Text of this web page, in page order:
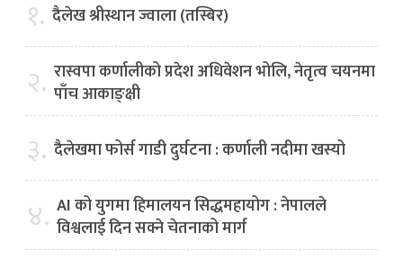
१. दैलेख श्रीस्थान ज्वाला (तस्बिर)
२. रास्वपा कर्णालीको प्रदेश अधिवेशन भोलि, नेतृत्व चयनमा
पाँच आकाङ्क्षी
३. दैलेखमा फोर्स गाडी दुर्घटना : कर्णाली नदीमा खस्यो
४. AI को युगमा हिमालयन सिद्धमहायोग : नेपालले
विश्वलाई दिन सक्ने चेतनाको मार्ग